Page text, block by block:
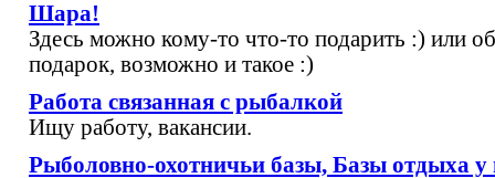
Шара!
Здесь можно кому-то что-то подарить :) или
подарок, возможно и такое :)
Работа связанная с рыбалкой
Ищу работу, вакансии.
Рыболовно-охотничьи базы, Базы отдыха у